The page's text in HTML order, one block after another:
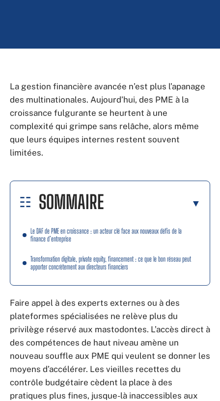
La gestion financière avancée n’est plus l’apanage
des multinationales. Aujourd’hui, des PME à la
croissance fulgurante se heurtent à une
complexité qui grimpe sans relâche, alors même
que leurs équipes internes restent souvent
limitées.
SOMMAIRE
Le DAF de PME en croissance : un acteur clé face aux nouveaux défis de la
finance d’entreprise
Transformation digitale, private equity, financement : ce que le bon réseau peut
apporter concrètement aux directeurs financiers
Faire appel à des experts externes ou à des
plateformes spécialisées ne relève plus du
privilège réservé aux mastodontes. L’accès direct à
des compétences de haut niveau amène un
nouveau souffle aux PME qui veulent se donner les
moyens d’accélérer. Les vieilles recettes du
contrôle budgétaire cèdent la place à des
pratiques plus fines, jusque-là inaccessibles aux